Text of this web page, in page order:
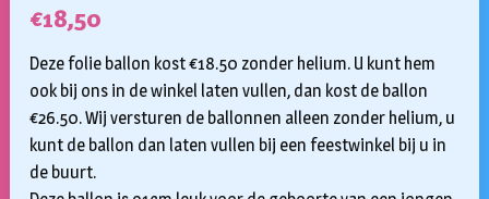
€18,50
Deze folie ballon kost €18.50 zonder helium. U kunt hem
ook bij ons in de winkel laten vullen, dan kost de ballon
€26.50. Wij versturen de ballonnen alleen zonder helium, u
kunt de ballon dan laten vullen bij een feestwinkel bij u in
de buurt.